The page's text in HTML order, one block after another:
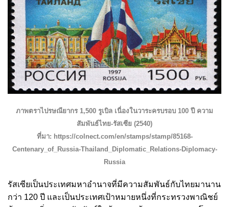
ภาพตราไปรษณียากร 1,500 รูเบิล เนื่องในวาระครบรอบ 100 ปี ความ
สัมพันธ์ไทย-รัสเซีย (2540)
ที่มา: https://colnect.com/en/stamps/stamp/85168-
Centenary_of_Russia-Thailand_Diplomatic_Relations-Diplomacy-
Russia
รัสเซียเป็นประเทศมหาอำนาจที่มีความสัมพันธ์กับไทยมานาน
กว่า 120 ปี และเป็นประเทศเป้าหมายหนึ่งที่กระทรวงพาณิชย์